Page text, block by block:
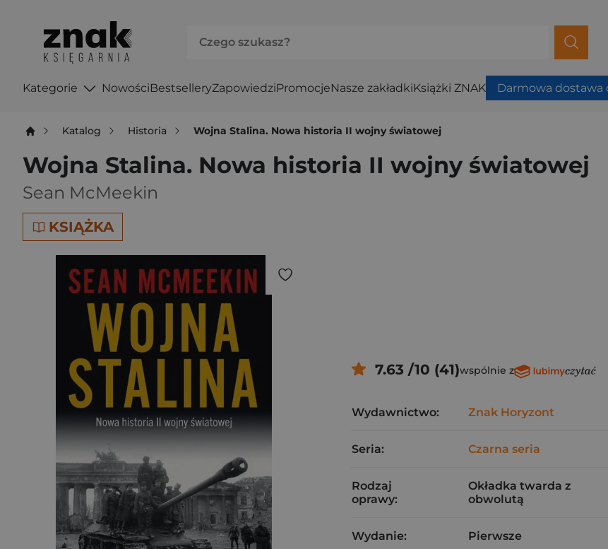
Kategorie NowościBestselleryZapowiedziPromocjeNasze zakładkiKsiążki ZNAK Darmowa dostawa
Katalog Historia Wojna Stalina. Nowa historia II wojny światowej
Wojna Stalina. Nowa historia II wojny światowej
Sean McMeekin
KSIĄŻKA
7.63 /10 (41)wspólnie z
Wydawnictwo: Znak Horyzont
Seria: Czarna seria
Rodzaj
oprawy:
Okładka twarda z
obwolutą
Wydanie: Pierwsze